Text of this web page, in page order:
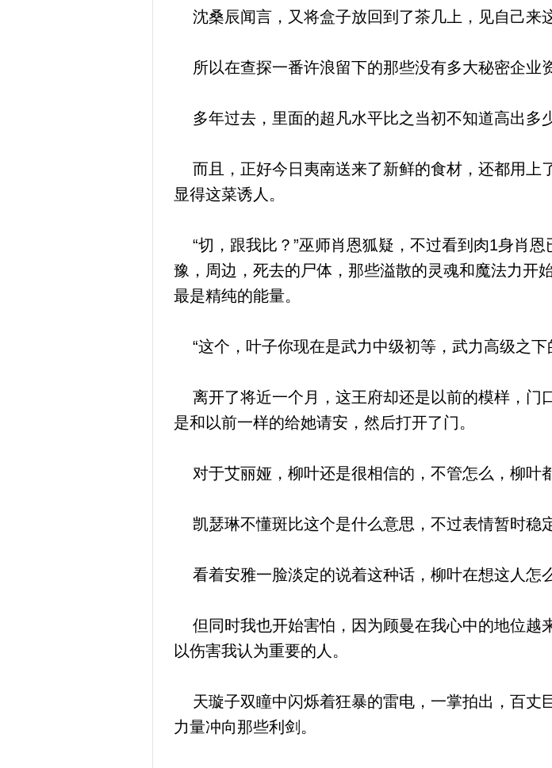
沈桑辰闻言，又将盒子放回到了茶几上，见自己来
所以在查探一番许浪留下的那些没有多大秘密企业
多年过去，里面的超凡水平比之当初不知道高出多
而且，正好今日夷南送来了新鲜的食材，还都用上
显得这菜诱人。
“切，跟我比？”巫师肖恩狐疑，不过看到肉1身肖
豫，周边，死去的尸体，那些溢散的灵魂和魔法力开
最是精纯的能量。
“这个，叶子你现在是武力中级初等，武力高级之下
离开了将近一个月，这王府却还是以前的模样，门
是和以前一样的给她请安，然后打开了门。
对于艾丽娅，柳叶还是很相信的，不管怎么，柳叶
凯瑟琳不懂斑比这个是什么意思，不过表情暂时稳
看着安雅一脸淡定的说着这种话，柳叶在想这人怎
但同时我也开始害怕，因为顾曼在我心中的地位越
以伤害我认为重要的人。
天璇子双瞳中闪烁着狂暴的雷电，一掌拍出，百丈
力量冲向那些利剑。